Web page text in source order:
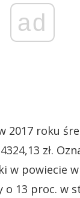
ad
2017 roku
zł.
w powiecie
o 13 proc. w